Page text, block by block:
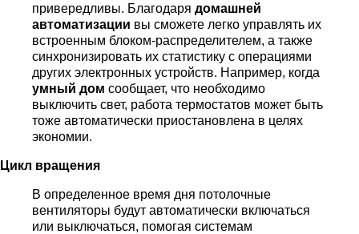
привередливы. Благодаря домашней
автоматизации вы сможете легко управлять их
встроенным блоком-распределителем, а также
синхронизировать их статистику с операциями
других электронных устройств. Например, когда
умный дом сообщает, что необходимо
выключить свет, работа термостатов может быть
тоже автоматически приостановлена в целях
экономии.
Цикл вращения
В определенное время дня потолочные
вентиляторы будут автоматически включаться
или выключаться, помогая системам